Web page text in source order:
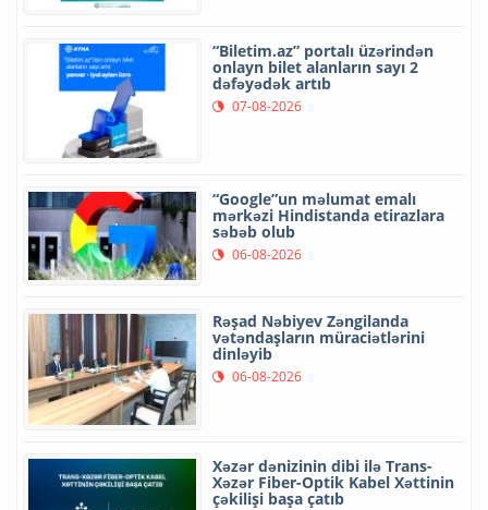
“Biletim.az” portalı üzərindən
onlayn bilet alanların sayı 2
dəfəyədək artıb
07-08-2026
“Google”un məlumat emalı
mərkəzi Hindistanda etirazlara
səbəb olub
06-08-2026
Rəşad Nəbiyev Zəngilanda
vətəndaşların müraciətlərini
dinləyib
06-08-2026
Xəzər dənizinin dibi ilə Trans-
Xəzər Fiber-Optik Kabel Xəttinin
çəkilişi başa çatıb